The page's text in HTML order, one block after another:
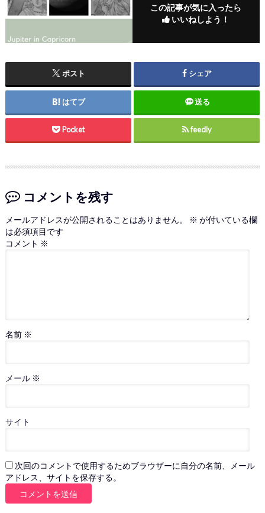
この記事が気に入ったら
いいねしよう！
ポスト シェア
はてブ 送る
Pocket feedly
コメントを残す
メールアドレスが公開されることはありません。 ※ が付いている欄
は必須項目です
コメント ※
名前 ※
メール ※
サイト
次回のコメントで使用するためブラウザーに自分の名前、メール
アドレス、サイトを保存する。